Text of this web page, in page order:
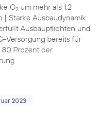
O2um mehr als 1,2
| Starke Ausbaudynamik
Ausbaupflichten und
Versorgung bereits für
80 Prozent der
2023